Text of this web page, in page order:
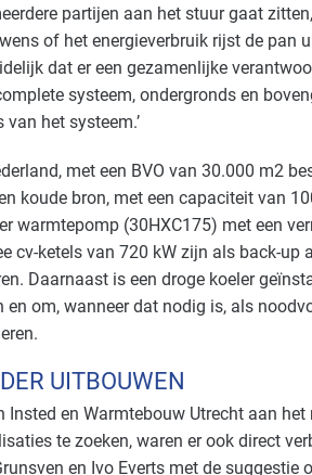
partijen aan het stuur gaat
of het energieverbruik rijst de pan
dat er een gezamenlijke
systeem, ondergronds en
het systeem.’
met een BVO van 30.000 m2
koude bron, met een capaciteit van
warmtepomp (30HXC175) met een
cv-ketels van 720 kW zijn als back-up
Daarnaast is een droge koeler
en om, wanneer dat nodig is, als
UITBOUWEN
Insted en Warmtebouw Utrecht aan
te zoeken, waren er ook direct
en Ivo Everts met de